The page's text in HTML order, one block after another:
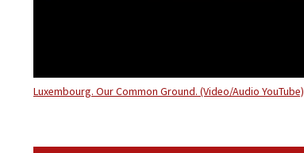
Luxembourg. Our Common Ground. (Video/Audio YouTube)